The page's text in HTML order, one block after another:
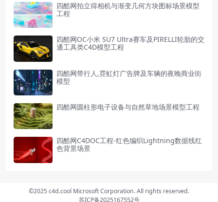
四酷网拍立得相机与渐变几何方块图标场景模型
工程
四酷网OC小米 SU7 Ultra赛车及PIRELLI轮胎的交
通工具类C4D模型工程
四酷网带行人,霓虹灯广告牌及车辆的夜晚商业街
模型
四酷网圆柱形电子设备与自然草地场景模型工程
四酷网C4DOC工程-红色编织Lightning数据线红
色背景场景
©2025 c4d.cool Microsoft Corporation. All rights reserved.
苏ICP备2025167552号